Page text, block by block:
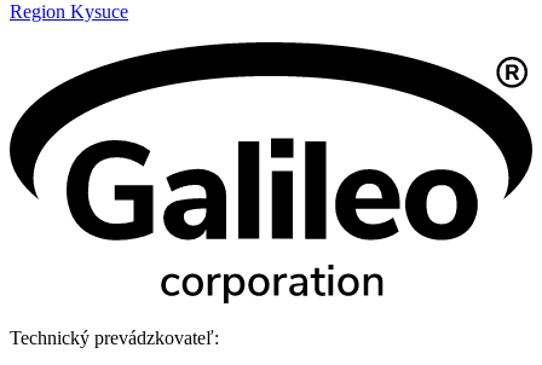
Region Kysuce
Technický prevádzkovateľ: